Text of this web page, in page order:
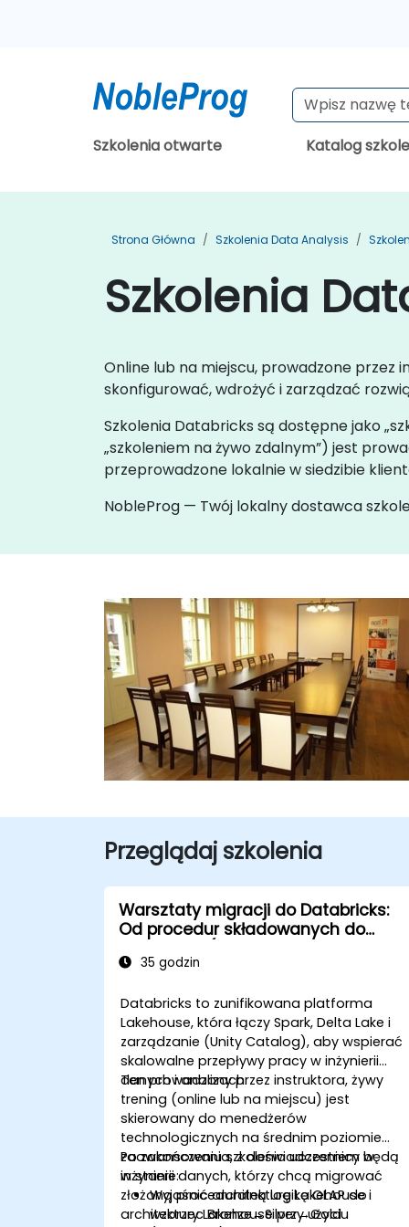
Szkolenia otwarte Katalog
Strona Główna Szkolenia Data Analysis
Szkolenia
Online lub na miejscu, prowadzone
skonfigurować, wdrożyć i zarządzać
Szkolenia Databricks są dostępne jako
„szkoleniem na żywo zdalnym”) jest
przeprowadzone lokalnie w siedzibie
NobleProg — Twój lokalny dostawca
Przeglądaj szkolenia
Warsztaty migracji do Databricks:
Od procedur składowanych do
kurs)35 godzin
Databricks to zunifikowana platforma
Lakehouse, która łączy Spark, Delta Lake i
zarządzanie (Unity Catalog), aby wspierać
skalowalne przepływy pracy w inżynierii
danych i analizach.
Ten prowadzony przez instruktora, żywy
trening (online lub na miejscu) jest
skierowany do menedżerów
technologicznych na średnim poziomie
zaawansowania, z doświadczeniem w
inżynierii danych, którzy chcą migrować
złożoną proceduralną logikę OLAP do
architektury Lakehouse przy użyciu
Po zakończeniu szkolenia uczestnicy będą
w stanie:
Wyjaśnić architekturę Lakehouse i
wzorzec Bronze→Silver→Gold